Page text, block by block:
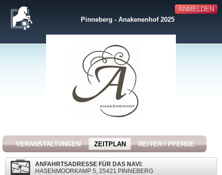
ANMELDEN
Pinneberg - Anakenenhof 2025
VERANSTALTUNGEN ZEITPLAN REITER / PFERDE
ANFAHRTSADRESSE FÜR DAS NAVI:
HASENMOORKAMP 5, 25421 PINNEBERG